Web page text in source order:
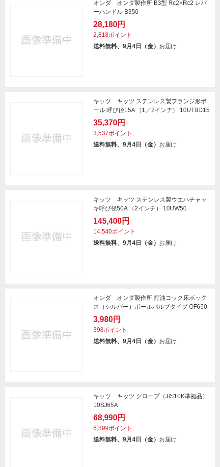
オンダ オンダ製作所 B3型 Rc2×Rc2 レバ
ーハンドル B350
28,180円
2,818ポイント
送料無料、9月4日（金） お届け
キッツ キッツ ステンレス製フランジ形ボ
ール 呼び径15A （1／2インチ） 10UTBD15
35,370円
3,537ポイント
送料無料、9月4日（金） お届け
キッツ キッツ ステンレス製ウエハチャッ
キ呼び径50A （2インチ） 10UW50
145,400円
14,540ポイント
送料無料、9月4日（金） お届け
オンダ オンダ製作所 灯油コック床ボック
ス（シルバー）ボールバルブタイプ OF650
3,980円
398ポイント
送料無料、9月4日（金） お届け
キッツ キッツ グローブ（JIS10K準拠品）
10SJ65A
68,990円
6,899ポイント
送料無料、9月4日（金） お届け